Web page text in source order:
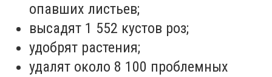
опавших листьев;
высадят 1 552 кустов роз;
удобрят растения;
удалят около 8 100 проблемных